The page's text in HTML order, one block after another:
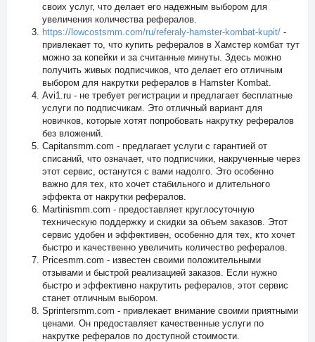
своих услуг, что делает его надежным выбором для
увеличения количества рефералов.
https://lowcostsmm.com/ru/referaly-hamster-kombat-kupit/ -
привлекает то, что купить рефералов в Хамстер комбат тут
можно за копейки и за считанные минуты. Здесь можно
получить живых подписчиков, что делает его отличным
выбором для накрутки рефералов в Hamster Kombat.
Avi1.ru - не требует регистрации и предлагает бесплатные
услуги по подписчикам. Это отличный вариант для
новичков, которые хотят попробовать накрутку рефералов
без вложений.
Capitansmm.com - предлагает услуги с гарантией от
списаний, что означает, что подписчики, накрученные через
этот сервис, останутся с вами надолго. Это особенно
важно для тех, кто хочет стабильного и длительного
эффекта от накрутки рефералов.
Martinismm.com - предоставляет круглосуточную
техническую поддержку и скидки за объем заказов. Этот
сервис удобен и эффективен, особенно для тех, кто хочет
быстро и качественно увеличить количество рефералов.
Pricesmm.com - известен своими положительными
отзывами и быстрой реализацией заказов. Если нужно
быстро и эффективно накрутить рефералов, этот сервис
станет отличным выбором.
Sprintersmm.com - привлекает внимание своими приятными
ценами. Он предоставляет качественные услуги по
накрутке рефералов по доступной стоимости.